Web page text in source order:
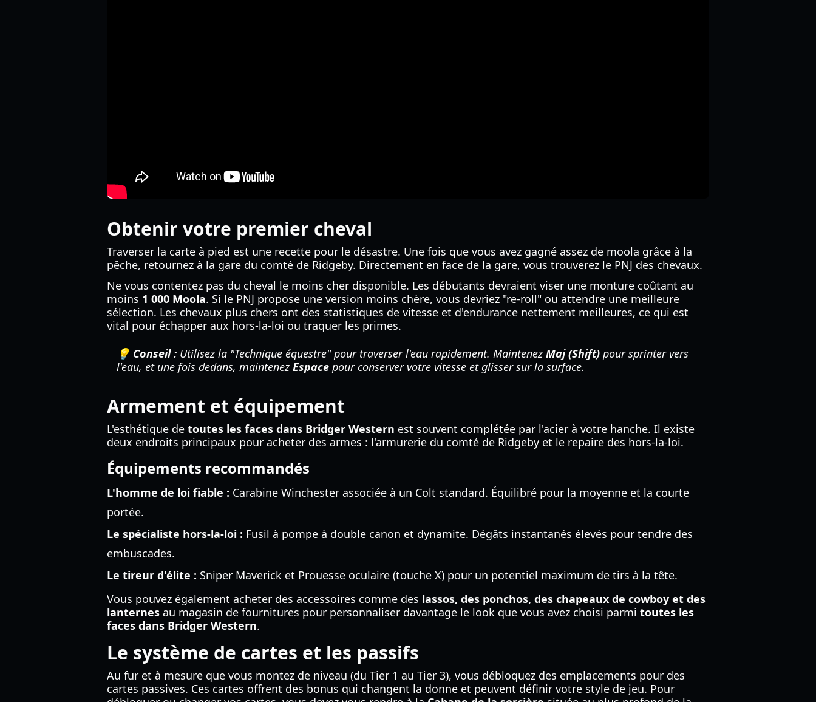
Obtenir votre premier cheval
Traverser la carte à pied est une recette pour le désastre. Une fois que vous avez gagné assez de moola grâce à la
pêche, retournez à la gare du comté de Ridgeby. Directement en face de la gare, vous trouverez le PNJ des chevaux.
Ne vous contentez pas du cheval le moins cher disponible. Les débutants devraient viser une monture coûtant au
moins 1 000 Moola. Si le PNJ propose une version moins chère, vous devriez "re-roll" ou attendre une meilleure
sélection. Les chevaux plus chers ont des statistiques de vitesse et d'endurance nettement meilleures, ce qui est
vital pour échapper aux hors-la-loi ou traquer les primes.
💡 Conseil : Utilisez la "Technique équestre" pour traverser l'eau rapidement. Maintenez Maj (Shift) pour sprinter vers
l'eau, et une fois dedans, maintenez Espace pour conserver votre vitesse et glisser sur la surface.
Armement et équipement
L'esthétique de toutes les faces dans Bridger Western est souvent complétée par l'acier à votre hanche. Il existe
deux endroits principaux pour acheter des armes : l'armurerie du comté de Ridgeby et le repaire des hors-la-loi.
Équipements recommandés
L'homme de loi fiable : Carabine Winchester associée à un Colt standard. Équilibré pour la moyenne et la courte
portée.
Le spécialiste hors-la-loi : Fusil à pompe à double canon et dynamite. Dégâts instantanés élevés pour tendre des
embuscades.
Le tireur d'élite : Sniper Maverick et Prouesse oculaire (touche X) pour un potentiel maximum de tirs à la tête.
Vous pouvez également acheter des accessoires comme des lassos, des ponchos, des chapeaux de cowboy et des
lanternes au magasin de fournitures pour personnaliser davantage le look que vous avez choisi parmi toutes les
faces dans Bridger Western.
Le système de cartes et les passifs
Au fur et à mesure que vous montez de niveau (du Tier 1 au Tier 3), vous débloquez des emplacements pour des
cartes passives. Ces cartes offrent des bonus qui changent la donne et peuvent définir votre style de jeu. Pour